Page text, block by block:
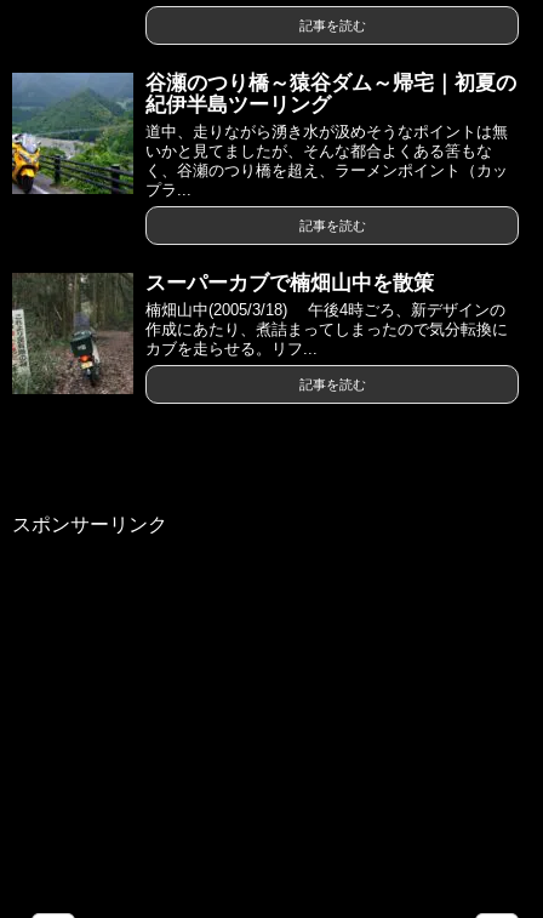
記事を読む
谷瀬のつり橋～猿谷ダム～帰宅｜初夏の
紀伊半島ツーリング
道中、走りながら湧き水が汲めそうなポイントは無
いかと見てましたが、そんな都合よくある筈もな
く、谷瀬のつり橋を超え、ラーメンポイント（カッ
プラ...
記事を読む
スーパーカブで楠畑山中を散策
楠畑山中(2005/3/18) 午後4時ごろ、新デザインの
作成にあたり、煮詰まってしまったので気分転換に
カブを走らせる。リフ...
記事を読む
スポンサーリンク